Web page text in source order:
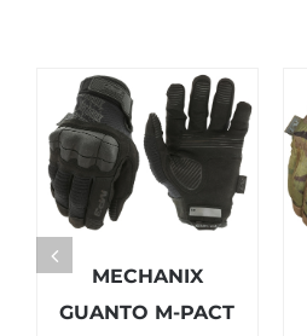
MECHANIX
GUANTO M-PACT